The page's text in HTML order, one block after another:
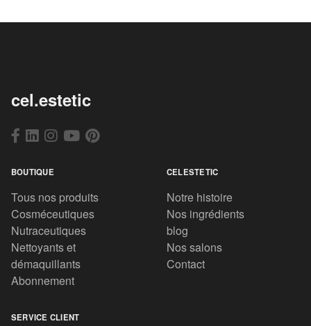
cel.estetic
BOUTIQUE
Tous nos produits
Cosméceutiques
Nutraceutiques
Nettoyants et
démaquillants
Abonnement
CELESTETIC
Notre histoire
Nos ingrédients
blog
Nos salons
Contact
SERVICE CLIENT